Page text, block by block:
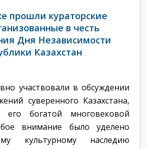
прошли кураторские
в честь
Дня Независимости
Казахстан
участвовали в обсуждении
суверенного Казахстана,
его богатой многовековой
внимание было уделено
культурному наследию